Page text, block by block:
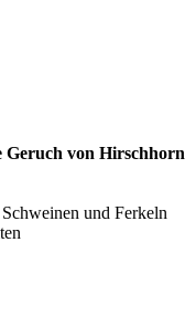
Geruch von Hirschhorn
und Ferkeln